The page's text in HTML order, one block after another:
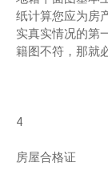
纸计算您应为房
实真实情况的第
籍图不符，那就
4
房屋合格证